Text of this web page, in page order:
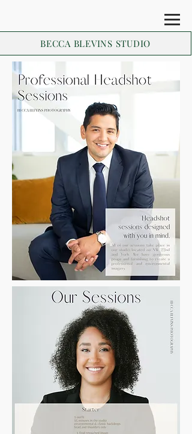
BECCA BLEVINS STUDIO